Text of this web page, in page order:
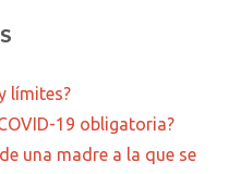
límites?
19 obligatoria?
una madre a la que se